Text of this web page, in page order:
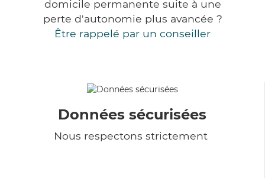
domicile permanente suite à une
perte d'autonomie plus avancée ?
Être rappelé par un conseiller
Données sécurisées
Nous respectons strictement